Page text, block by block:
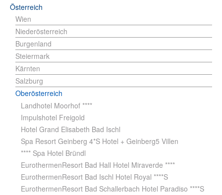
Österreich
Wien
Niederösterreich
Burgenland
Steiermark
Kärnten
Salzburg
Oberösterreich
Landhotel Moorhof ****
Impulshotel Freigold
Hotel Grand Elisabeth Bad Ischl
Spa Resort Geinberg 4*S Hotel + Geinberg5 Villen
**** Spa Hotel Bründl
EurothermenResort Bad Hall Hotel Miraverde ****
EurothermenResort Bad Ischl Hotel Royal ****S
EurothermenResort Bad Schallerbach Hotel Paradiso ****S